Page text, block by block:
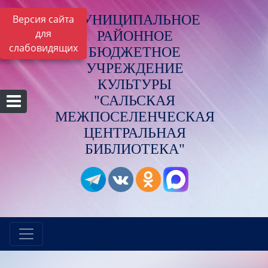
Версия сайта
для
слабовидящих
МУНИЦИПАЛЬНОЕ
РАЙОННОЕ
БЮДЖЕТНОЕ
УЧРЕЖДЕНИЕ
КУЛЬТУРЫ
"САЛЬСКАЯ
МЕЖПОСЕЛЕНЧЕСКАЯ
ЦЕНТРАЛЬНАЯ
БИБЛИОТЕКА"